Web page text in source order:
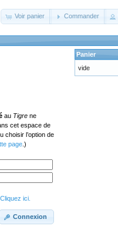
Voir panier Commander
au Tigre ne
cet espace de
choisir l’option de
page .)
ici.
Connexion
Panier
vide